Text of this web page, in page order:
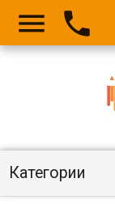
 
Категории